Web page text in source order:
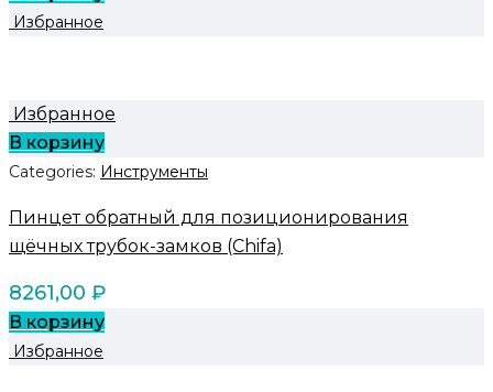
Избранное
Избранное
В корзину
Categories: Инструменты
Пинцет обратный для позиционирования
щёчных трубок-замков (Chifa)
8261,00 ₽
В корзину
Избранное